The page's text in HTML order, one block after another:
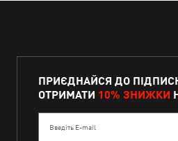
ПРИЄДНАЙСЯ ДО
ОТРИМАТИ 10% ЗНИЖКИ
Введіть E-mail